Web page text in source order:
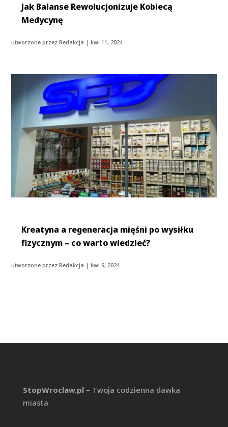
Jak Balanse Rewolucjonizuje Kobiecą
Medycynę
utworzone przezRedakcja |kwi 11, 2024
Kreatyna a regeneracja mięśni po wysiłku
fizycznym – co warto wiedzieć?
utworzone przezRedakcja |kwi 9, 2024
StopWroclaw.pl– Twoja codzienna dawka
miasta